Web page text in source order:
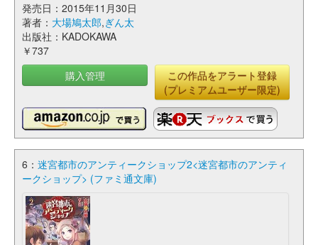
発売日：2015年11月30日
著者： 大場鳩太郎,ぎん太
出版社：KADOKAWA
￥737
購入管理
この作品をアラート登録
(プレミアムユーザー限定)
6： 迷宮都市のアンティークショップ2<迷宮都市のアンティ
ークショップ> (ファミ通文庫)